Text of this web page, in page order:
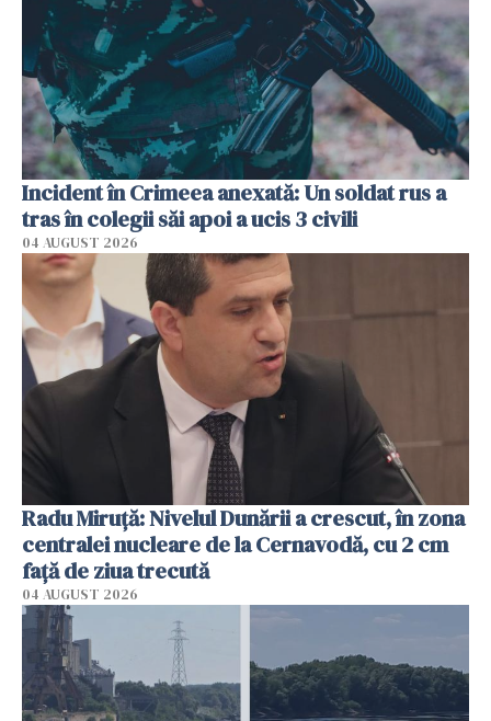
Incident în Crimeea anexată: Un soldat rus a
tras în colegii săi apoi a ucis 3 civili
04 AUGUST 2026
Radu Miruţă: Nivelul Dunării a crescut, în zona
centralei nucleare de la Cernavodă, cu 2 cm
faţă de ziua trecută
04 AUGUST 2026